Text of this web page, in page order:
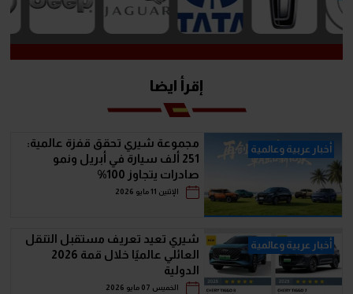
إقرأ ايضا
أخبار عربية وعالمية
مجموعة شيري تحقق قفزة عالمية:
251 ألف سيارة في أبريل ونمو
صادرات يتجاوز 100%
الإثنين 11 مايو 2026
أخبار عربية وعالمية
شيري تعيد تعريف مستقبل التنقل
العائلي عالميًا خلال قمة 2026
الدولية
الخميس 07 مايو 2026